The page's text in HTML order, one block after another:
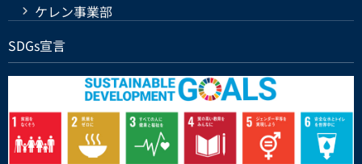
ケレン事業部
SDGs宣言